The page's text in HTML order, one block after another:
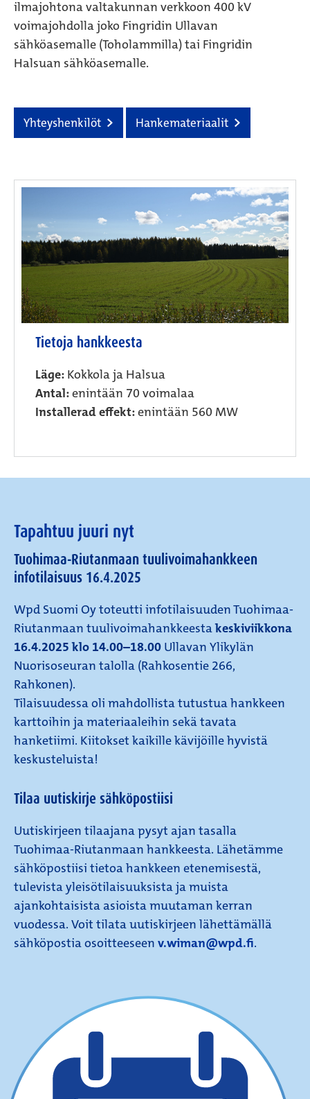
ilmajohtona valtakunnan verkkoon 400 kV
voimajohdolla joko Fingridin Ullavan
sähköasemalle (Toholammilla) tai Fingridin
Halsuan sähköasemalle.
Yhteyshenkilöt Hankemateriaalit
Tietoja hankkeesta
Läge: Kokkola ja Halsua
Antal:enintään 70 voimalaa
Installerad effekt:enintään 560 MW
Tapahtuu juuri nyt
Tuohimaa-Riutanmaan tuulivoimahankkeen
infotilaisuus 16.4.2025
Wpd Suomi Oy toteutti infotilaisuuden Tuohimaa-
Riutanmaan tuulivoimahankkeestakeskiviikkona
16.4.2025 klo 14.00–18.00 Ullavan Ylikylän
Nuorisoseuran talolla (Rahkosentie 266,
Rahkonen).
Tilaisuudessa oli mahdollista tutustua hankkeen
karttoihin ja materiaaleihin sekä tavata
hanketiimi. Kiitokset kaikille kävijöille hyvistä
keskusteluista!
Tilaa uutiskirje sähköpostiisi
Uutiskirjeen tilaajana pysyt ajan tasalla
Tuohimaa-Riutanmaan hankkeesta. Lähetämme
sähköpostiisi tietoa hankkeen etenemisestä,
tulevista yleisötilaisuuksista ja muista
ajankohtaisista asioista muutaman kerran
vuodessa. Voit tilata uutiskirjeen lähettämällä
sähköpostia osoitteeseen v.wiman@wpd.fi.